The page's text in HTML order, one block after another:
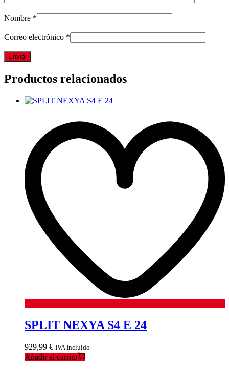
Nombre *
Correo electrónico *
Productos relacionados
SPLIT NEXYA S4 E 24
929,99 € IVA Incluido
Añadir al carrito